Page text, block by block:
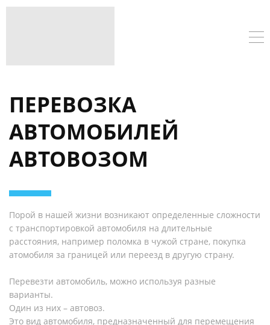
ПЕРЕВОЗКА
АВТОМОБИЛЕЙ
АВТОВОЗОМ
Порой в нашей жизни возникают определенные сложности
с транспортировкой автомобиля на длительные
расстояния, например поломка в чужой стране, покупка
атомобиля за границей или переезд в другую страну.
Перевезти автомобиль, можно используя разные
варианты.
Один из них – автовоз.
Это вид автомобиля, предназначенный для перемещения